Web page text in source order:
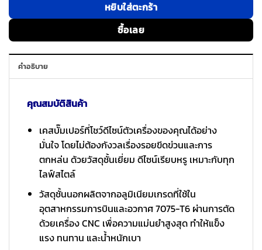
หยิบใส่ตะกร้า
ซื้อเลย
คำอธิบาย
คุณสมบัติสินค้า
เคสบั๊มเปอร์ที่โชว์ดีไซน์ตัวเครื่องของคุณได้อย่าง
มั่นใจ โดยไม่ต้องกังวลเรื่องรอยขีดข่วนและการ
ตกหล่น ด้วยวัสดุชั้นเยี่ยม ดีไซน์เรียบหรู เหมาะกับทุก
ไลฟ์สไตล์
วัสดุชั้นนอกผลิตจากอลูมิเนียมเกรดที่ใช้ใน
อุตสาหกรรมการบินและอวกาศ 7075-T6 ผ่านการตัด
ด้วยเครื่อง CNC เพื่อความแม่นยำสูงสุด ทำให้แข็ง
แรง ทนทาน และน้ำหนักเบา